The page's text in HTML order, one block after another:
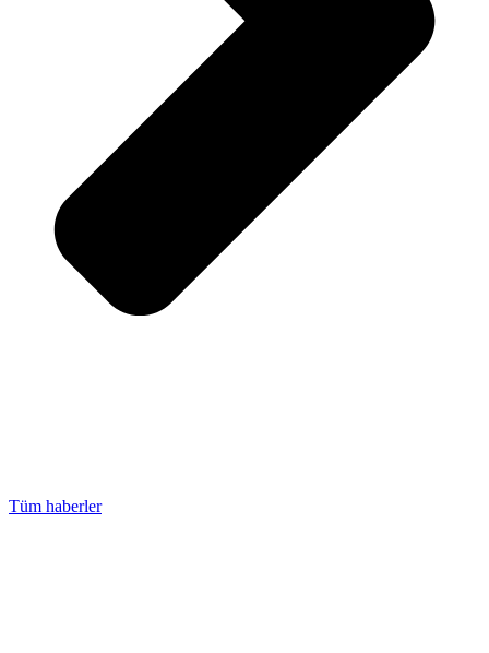
Tüm haberler